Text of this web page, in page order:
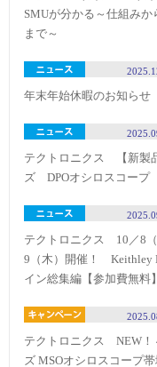
SMUが分かる～仕組みか
まで～
年末年始休暇のお知らせ
テクトロニクス 【新製
ズ DPOオシロスコープ
テクトロニクス 10／8（
9（木）開催！ Keithley
イン総集編【参加費無料】
テクトロニクス NEW！
ズ MSOオシロスコープ